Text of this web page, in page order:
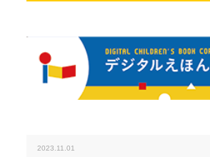
2023.11.01